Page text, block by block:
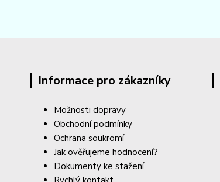
Informace pro zákazníky
Možnosti dopravy
Obchodní podmínky
Ochrana soukromí
Jak ověřujeme hodnocení?
Dokumenty ke stažení